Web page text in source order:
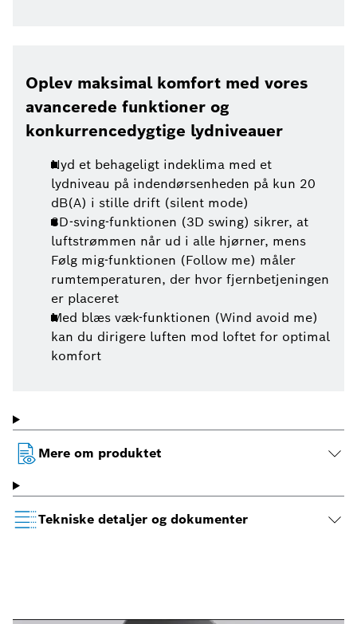
Oplev maksimal komfort med vores
avancerede funktioner og
konkurrencedygtige lydniveauer
Nyd et behageligt indeklima med et
lydniveau på indendørsenheden på kun 20
dB(A) i stille drift (silent mode)
3D-sving-funktionen (3D swing) sikrer, at
luftstrømmen når ud i alle hjørner, mens
Følg mig-funktionen (Follow me) måler
rumtemperaturen, der hvor fjernbetjeningen
er placeret
Med blæs væk-funktionen (Wind avoid me)
kan du dirigere luften mod loftet for optimal
komfort
Mere om produktet
Tekniske detaljer og dokumenter